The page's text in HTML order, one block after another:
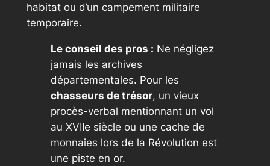
habitat ou d’un campement militaire
temporaire.
Le conseil des pros : Ne négligez
jamais les archives
départementales. Pour les
chasseurs de trésor, un vieux
procès-verbal mentionnant un vol
au XVIIe siècle ou une cache de
monnaies lors de la Révolution est
une piste en or.